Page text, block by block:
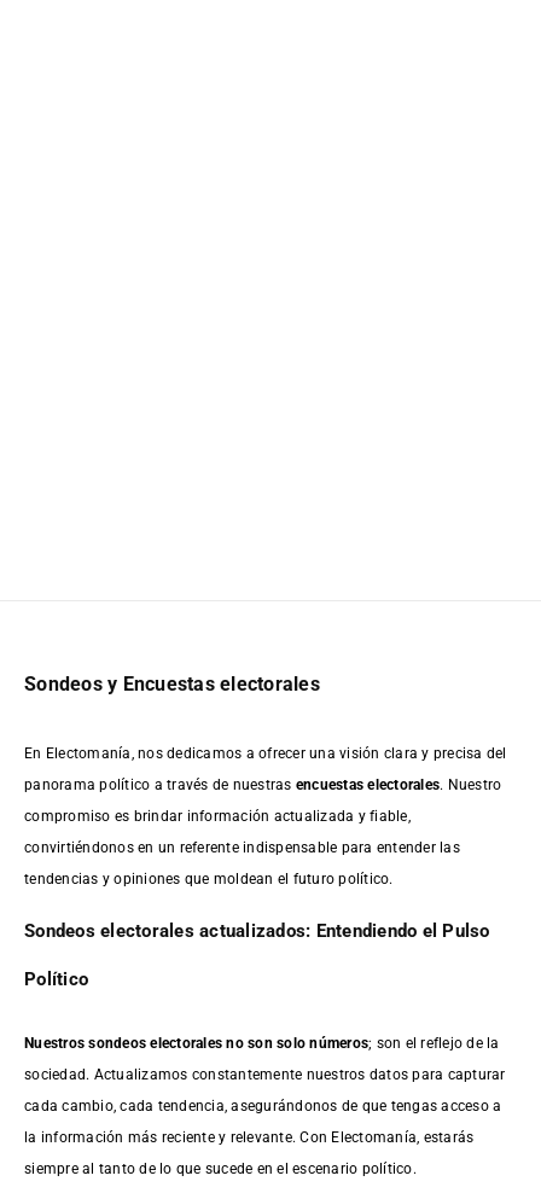
Sondeos y Encuestas electorales
En Electomanía, nos dedicamos a ofrecer una visión clara y precisa del
panorama político a través de nuestras encuestas electorales. Nuestro
compromiso es brindar información actualizada y fiable,
convirtiéndonos en un referente indispensable para entender las
tendencias y opiniones que moldean el futuro político.
Sondeos electorales actualizados: Entendiendo el Pulso
Político
Nuestros sondeos electorales no son solo números; son el reflejo de la
sociedad. Actualizamos constantemente nuestros datos para capturar
cada cambio, cada tendencia, asegurándonos de que tengas acceso a
la información más reciente y relevante. Con Electomanía, estarás
siempre al tanto de lo que sucede en el escenario político.